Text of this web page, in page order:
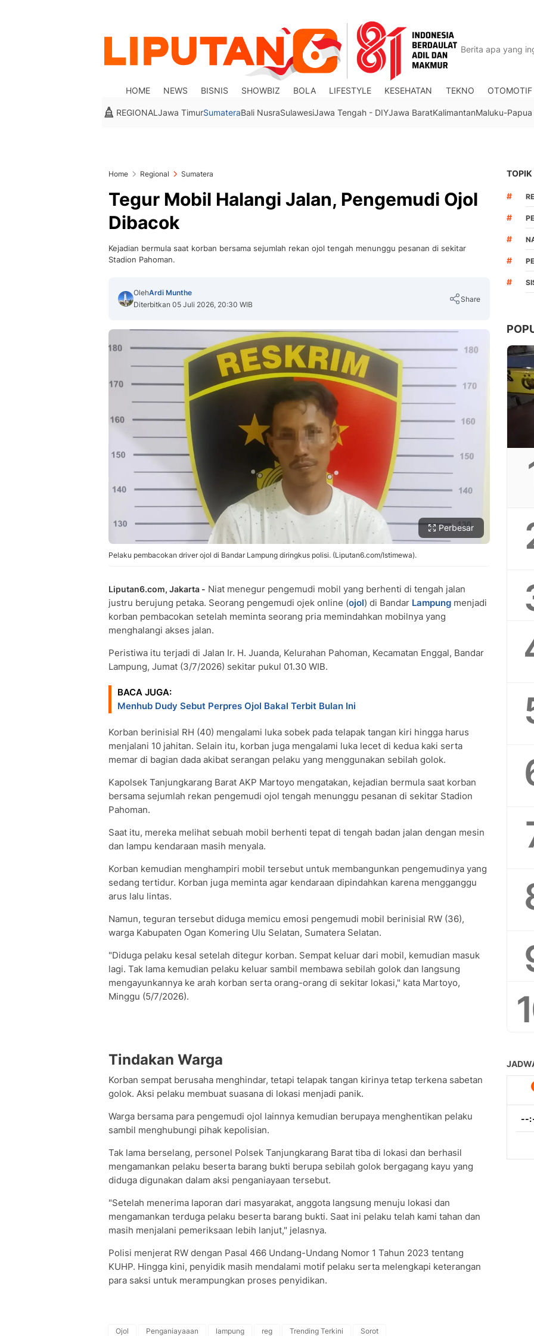
HOME NEWS BISNIS SHOWBIZ BOLA LIFESTYLE KESEHATAN TEKNO OTOMOTIF
REGIONAL Jawa TimurSumateraBali NusraSulawesiJawa Tengah - DIYJawa BaratKalimantanMaluku-Papua
Home Regional Sumatera
Tegur Mobil Halangi Jalan, Pengemudi Ojol
Dibacok
Kejadian bermula saat korban bersama sejumlah rekan ojol tengah menunggu pesanan di sekitar
Stadion Pahoman.
OlehArdi Munthe
Diterbitkan 05 Juli 2026, 20:30 WIB
Share
Perbesar
Pelaku pembacokan driver ojol di Bandar Lampung diringkus polisi. (Liputan6.com/Istimewa).
Liputan6.com, Jakarta - Niat menegur pengemudi mobil yang berhenti di tengah jalan
justru berujung petaka. Seorang pengemudi ojek online (ojol) di Bandar Lampung menjadi
korban pembacokan setelah meminta seorang pria memindahkan mobilnya yang
menghalangi akses jalan.
Peristiwa itu terjadi di Jalan Ir. H. Juanda, Kelurahan Pahoman, Kecamatan Enggal, Bandar
Lampung, Jumat (3/7/2026) sekitar pukul 01.30 WIB.
BACA JUGA:
Menhub Dudy Sebut Perpres Ojol Bakal Terbit Bulan Ini
Korban berinisial RH (40) mengalami luka sobek pada telapak tangan kiri hingga harus
menjalani 10 jahitan. Selain itu, korban juga mengalami luka lecet di kedua kaki serta
memar di bagian dada akibat serangan pelaku yang menggunakan sebilah golok.
Kapolsek Tanjungkarang Barat AKP Martoyo mengatakan, kejadian bermula saat korban
bersama sejumlah rekan pengemudi ojol tengah menunggu pesanan di sekitar Stadion
Pahoman.
Saat itu, mereka melihat sebuah mobil berhenti tepat di tengah badan jalan dengan mesin
dan lampu kendaraan masih menyala.
Korban kemudian menghampiri mobil tersebut untuk membangunkan pengemudinya yang
sedang tertidur. Korban juga meminta agar kendaraan dipindahkan karena mengganggu
arus lalu lintas.
Namun, teguran tersebut diduga memicu emosi pengemudi mobil berinisial RW (36),
warga Kabupaten Ogan Komering Ulu Selatan, Sumatera Selatan.
"Diduga pelaku kesal setelah ditegur korban. Sempat keluar dari mobil, kemudian masuk
lagi. Tak lama kemudian pelaku keluar sambil membawa sebilah golok dan langsung
mengayunkannya ke arah korban serta orang-orang di sekitar lokasi," kata Martoyo,
Minggu (5/7/2026).
Tindakan Warga
Korban sempat berusaha menghindar, tetapi telapak tangan kirinya tetap terkena sabetan
golok. Aksi pelaku membuat suasana di lokasi menjadi panik.
Warga bersama para pengemudi ojol lainnya kemudian berupaya menghentikan pelaku
sambil menghubungi pihak kepolisian.
Tak lama berselang, personel Polsek Tanjungkarang Barat tiba di lokasi dan berhasil
mengamankan pelaku beserta barang bukti berupa sebilah golok bergagang kayu yang
diduga digunakan dalam aksi penganiayaan tersebut.
"Setelah menerima laporan dari masyarakat, anggota langsung menuju lokasi dan
mengamankan terduga pelaku beserta barang bukti. Saat ini pelaku telah kami tahan dan
masih menjalani pemeriksaan lebih lanjut," jelasnya.
Polisi menjerat RW dengan Pasal 466 Undang-Undang Nomor 1 Tahun 2023 tentang
KUHP. Hingga kini, penyidik masih mendalami motif pelaku serta melengkapi keterangan
para saksi untuk merampungkan proses penyidikan.
Ojol Penganiayaaan lampung reg Trending Terkini Sorot
TOPIK
#
#
#
#
#